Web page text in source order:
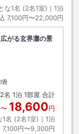
な1名 (2名1室)｜ 1泊
7,100円〜22,000円
がる玄界灘の景
畳
2名 1泊 1部屋 合計
〜 18,600円
1名 (2名1室)｜ 1泊
7,100円〜9,300円